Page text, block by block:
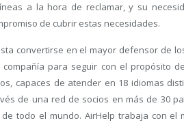
a la hora de reclamar, y su
de cubrir estas necesidades.
convertirse en el mayor defensor de
para seguir con el propósito
capaces de atender en 18 idiomas
de una red de socios en más de 30
todo el mundo. AirHelp trabaja con el